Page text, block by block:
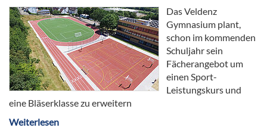
Das Veldenz
Gymnasium plant,
schon im kommenden
Schuljahr sein
Fächerangebot um
einen Sport-
Leistungskurs und
eine Bläserklasse zu erweitern
Weiterlesen